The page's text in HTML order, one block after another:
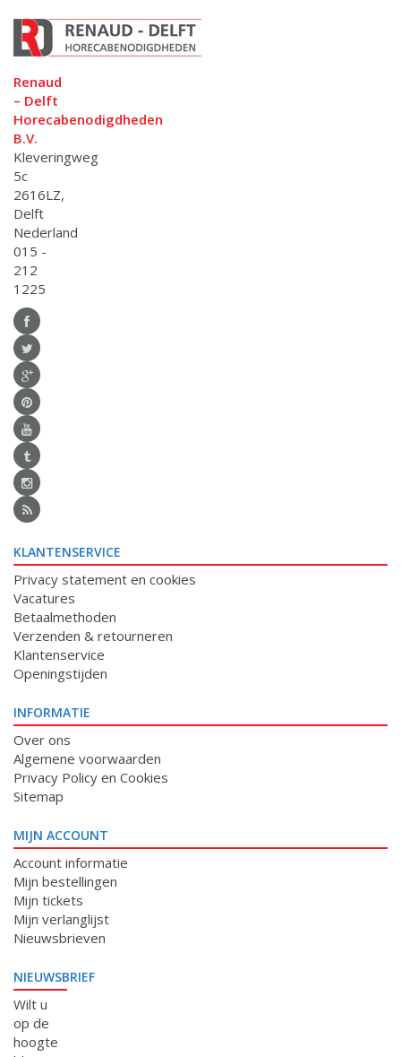
Renaud
– Delft
Horecabenodigdheden
B.V.
Kleveringweg
5c
2616LZ,
Delft
Nederland
015 -
212
1225
KLANTENSERVICE
Privacy statement en cookies
Vacatures
Betaalmethoden
Verzenden & retourneren
Klantenservice
Openingstijden
INFORMATIE
Over ons
Algemene voorwaarden
Privacy Policy en Cookies
Sitemap
MIJN ACCOUNT
Account informatie
Mijn bestellingen
Mijn tickets
Mijn verlanglijst
Nieuwsbrieven
NIEUWSBRIEF
Wilt u
op de
hoogte